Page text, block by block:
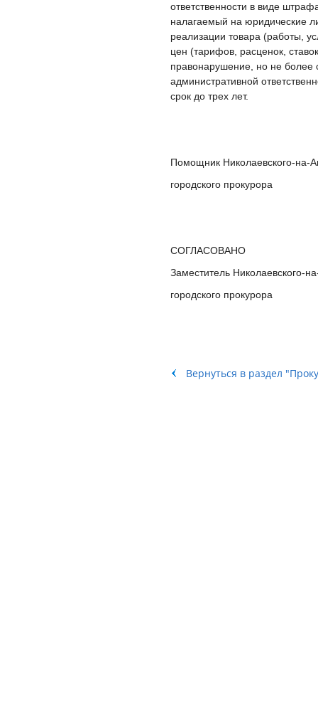
ответственности в виде
налагаемый на юридические
реализации товара (работы,
цен (тарифов, расценок,
правонарушение, но не более
административной
срок до трех лет.
Помощник Николаевского-на-
городского
СОГЛАСОВАНО
Заместитель Николаевского-
городского
Вернуться в раздел